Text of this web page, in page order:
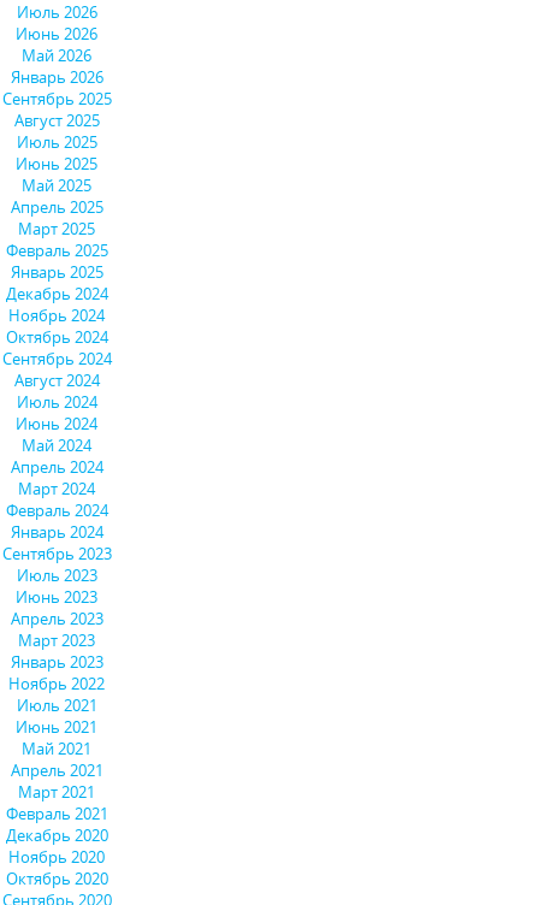
Июль 2026
Июнь 2026
Май 2026
Январь 2026
Сентябрь 2025
Август 2025
Июль 2025
Июнь 2025
Май 2025
Апрель 2025
Март 2025
Февраль 2025
Январь 2025
Декабрь 2024
Ноябрь 2024
Октябрь 2024
Сентябрь 2024
Август 2024
Июль 2024
Июнь 2024
Май 2024
Апрель 2024
Март 2024
Февраль 2024
Январь 2024
Сентябрь 2023
Июль 2023
Июнь 2023
Апрель 2023
Март 2023
Январь 2023
Ноябрь 2022
Июль 2021
Июнь 2021
Май 2021
Апрель 2021
Март 2021
Февраль 2021
Декабрь 2020
Ноябрь 2020
Октябрь 2020
Сентябрь 2020